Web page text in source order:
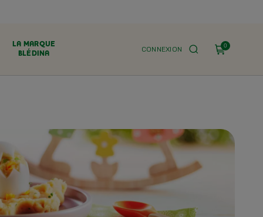
CONNEXION 0
LA MARQUE
BLÉDINA